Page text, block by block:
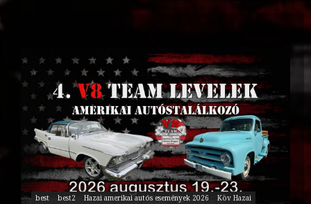
best best2 Hazai amerikai autós események 2026
Köv Hazai